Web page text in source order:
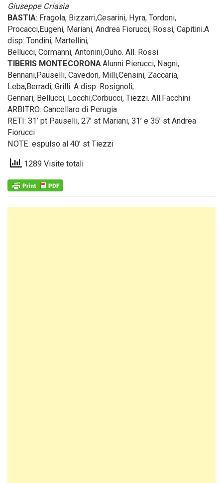
Giuseppe Criasia
BASTIA: Fragola, Bizzarri,Cesarini, Hyra, Tordoni,
Procacci,Eugeni, Mariani, Andrea Fiorucci, Rossi, Capitini.A
disp: Tondini, Martellini,
Bellucci, Cormanni, Antonini,Ouho. All. Rossi
TIBERIS MONTECORONA:Alunni Pierucci, Nagni,
Bennani,Pauselli, Cavedon, Milli,Censini, Zaccaria,
Leba,Berradi, Grilli. A disp: Rosignoli,
Gennari, Bellucci, Locchi,Corbucci, Tiezzi. All.Facchini
ARBITRO: Cancellaro di Perugia
RETI: 31’ pt Pauselli, 27’ st Mariani, 31’ e 35’ st Andrea
Fiorucci
NOTE: espulso al 40’ st Tiezzi
1289 Visite totali